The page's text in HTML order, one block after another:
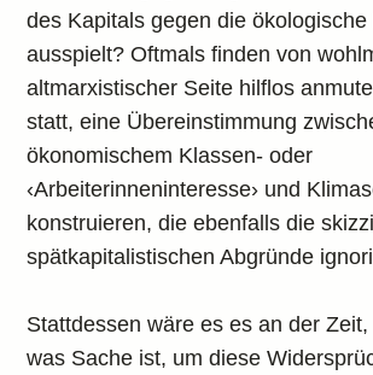
des Kapitals gegen die ökologische
ausspielt? Oftmals finden von
altmarxistischer Seite hilflos
statt, eine Übereinstimmung
ökonomischem Klassen- oder
‹Arbeiterinneninteresse› und
konstruieren, die ebenfalls die
spätkapitalistischen Abgründe
Stattdessen wäre es es an der
was Sache ist, um diese